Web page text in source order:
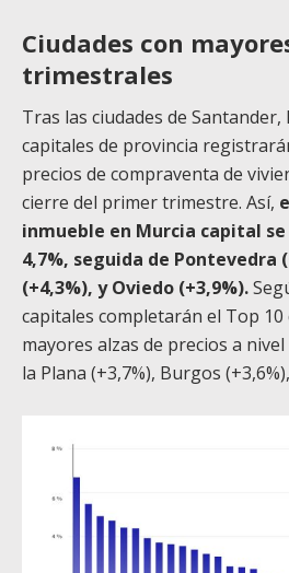
Ciudades con
trimestrales
Tras las ciudades de
capitales de provincia
precios de compraventa de
cierre del primer trimestre. Así,
inmueble en Murcia capital
4,7%, seguida de Pontevedra
(+4,3%), y Oviedo (+3,9%).
capitales completarán el Top 10
mayores alzas de precios a
la Plana (+3,7%), Burgos